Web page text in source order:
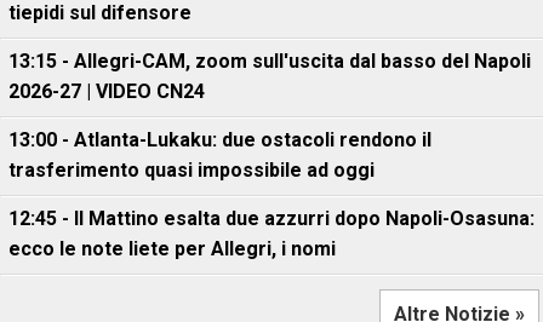
tiepidi sul difensore
13:15 - Allegri-CAM, zoom sull'uscita dal basso del Napoli
2026-27 | VIDEO CN24
13:00 - Atlanta-Lukaku: due ostacoli rendono il
trasferimento quasi impossibile ad oggi
12:45 - Il Mattino esalta due azzurri dopo Napoli-Osasuna:
ecco le note liete per Allegri, i nomi
Altre Notizie »